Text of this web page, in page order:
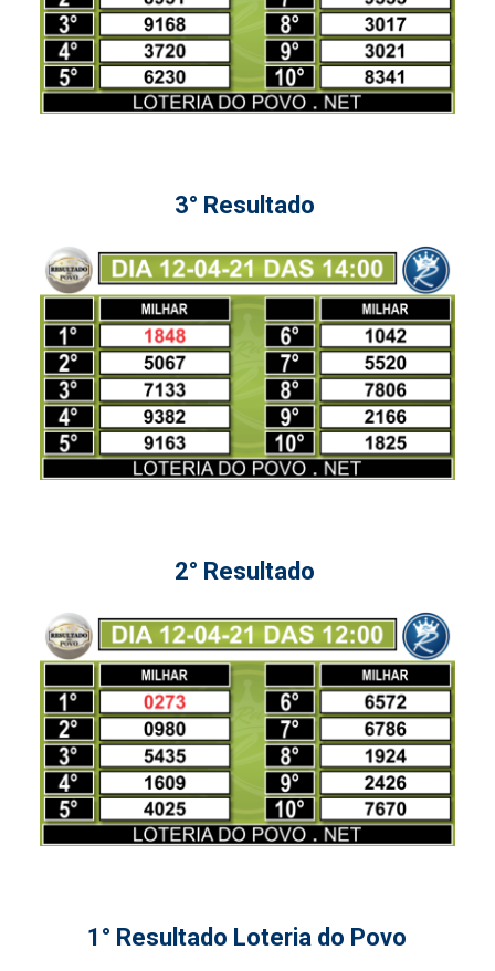
3° Resultado
2° Resultado
1° Resultado Loteria do Povo